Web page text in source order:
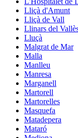
Lliçà d'Amunt
Lliçà de Vall
Llinars del
Lluçà
Malgrat de Mar
Malla
Manlleu
Manresa
Marganell
Martorell
Martorelles
Masquefa
Matadepera
Mataró